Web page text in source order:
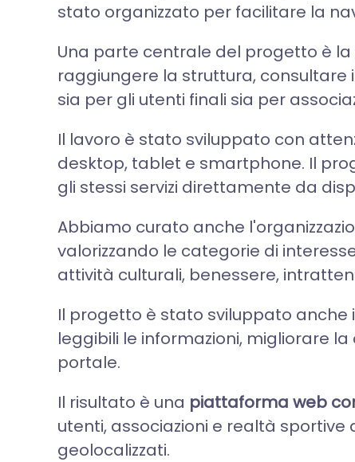
stato organizzato per facilitare la
Una parte centrale del progetto è la
raggiungere la struttura, consultare
sia per gli utenti finali sia per
Il lavoro è stato sviluppato con
desktop, tablet e smartphone. Il
gli stessi servizi direttamente da
Abbiamo curato anche
valorizzando le categorie di
attività culturali, benessere,
Il progetto è stato sviluppato anche
leggibili le informazioni, migliorare
portale.
Il risultato è una piattaforma web
utenti, associazioni e realtà
geolocalizzati.